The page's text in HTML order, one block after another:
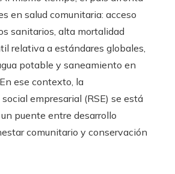
en salud comunitaria: acceso
sanitarios, alta mortalidad
relativa a estándares globales,
potable y saneamiento en
ese contexto, la
empresarial (RSE) se está
puente entre desarrollo
comunitario y conservación